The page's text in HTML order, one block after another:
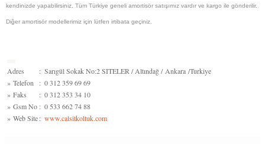
kendinizde yapabilirsiniz. Tüm Türkiye geneli amortisör satışımız vardır ve kargo ile gönderilir.
Diğer amortisör modellerimiz için lütfen irtibata geçiniz.
Adres : Sarıgül Sokak No:2 SITELER / Altındağ / Ankara /Turkiye
» Telefon : 0 312 359 69 69
» Faks : 0 312 353 34 10
» Gsm No : 0 533 662 74 88
» Web Site: www.calsitkoltuk.com